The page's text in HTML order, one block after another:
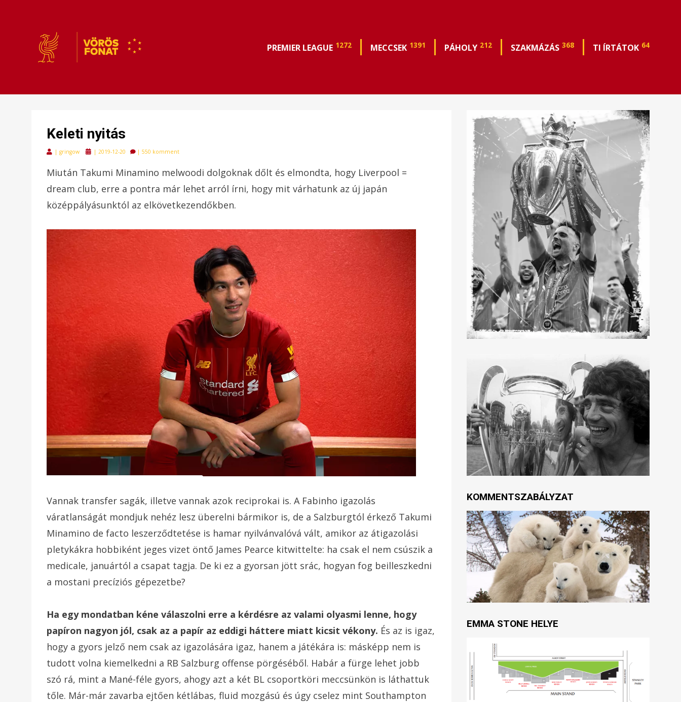
PREMIER LEAGUE 1272 MECCSEK 1391 PÁHOLY 212 SZAKMÁZÁS 368 TI ÍRTÁTOK 64
Keleti nyitás
| gringow
Posted
| 2019-12-20 | 550 komment
Miután Takumi Minamino melwoodi dolgoknak dőlt és elmondta, hogy Liverpool =
dream club, erre a pontra már lehet arról írni, hogy mit várhatunk az új japán
középpályásunktól az elkövetkezendőkben.
Vannak transfer sagák, illetve vannak azok reciprokai is. A Fabinho igazolás
váratlanságát mondjuk nehéz lesz überelni bármikor is, de a Salzburgtól érkező Takumi
Minamino de facto leszerződtetése is hamar nyilvánvalóvá vált, amikor az átigazolási
pletykákra hobbiként jeges vizet öntő James Pearce kitwittelte: ha csak el nem csúszik a
medicale, januártól a csapat tagja. De ki ez a gyorsan jött srác, hogyan fog beilleszkedni
a mostani precíziós gépezetbe?
Ha egy mondatban kéne válaszolni erre a kérdésre az valami olyasmi lenne, hogy
papíron nagyon jól, csak az a papír az eddigi háttere miatt kicsit vékony. És az is igaz,
hogy a gyors jelző nem csak az igazolására igaz, hanem a játékára is: másképp nem is
tudott volna kiemelkedni a RB Salzburg offense pörgéséből. Habár a fürge lehet jobb
szó rá, mint a Mané-féle gyors, ahogy azt a két BL csoportköri meccsünkön is láthattuk
tőle. Már-már zavarba ejtően kétlábas, fluid mozgású és úgy cselez mint Southampton
KOMMENTSZABÁLYZAT
EMMA STONE HELYE